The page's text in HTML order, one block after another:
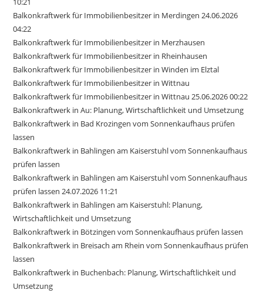
Balkonkraftwerk für Immobilienbesitzer in Merdingen 24.06.2026
04:22
Balkonkraftwerk für Immobilienbesitzer in Merzhausen
Balkonkraftwerk für Immobilienbesitzer in Rheinhausen
Balkonkraftwerk für Immobilienbesitzer in Winden im Elztal
Balkonkraftwerk für Immobilienbesitzer in Wittnau
Balkonkraftwerk für Immobilienbesitzer in Wittnau 25.06.2026 00:22
Balkonkraftwerk in Au: Planung, Wirtschaftlichkeit und Umsetzung
Balkonkraftwerk in Bad Krozingen vom Sonnenkaufhaus prüfen
lassen
Balkonkraftwerk in Bahlingen am Kaiserstuhl vom Sonnenkaufhaus
prüfen lassen
Balkonkraftwerk in Bahlingen am Kaiserstuhl vom Sonnenkaufhaus
prüfen lassen 24.07.2026 11:21
Balkonkraftwerk in Bahlingen am Kaiserstuhl: Planung,
Wirtschaftlichkeit und Umsetzung
Balkonkraftwerk in Bötzingen vom Sonnenkaufhaus prüfen lassen
Balkonkraftwerk in Breisach am Rhein vom Sonnenkaufhaus prüfen
lassen
Balkonkraftwerk in Buchenbach: Planung, Wirtschaftlichkeit und
Umsetzung